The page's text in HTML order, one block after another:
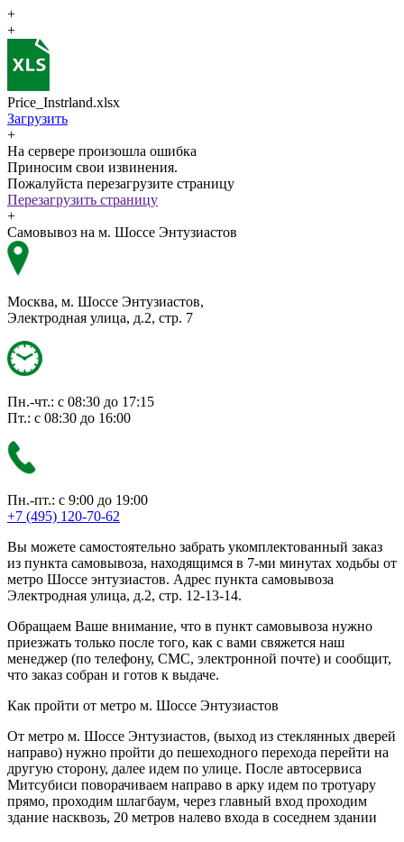
+
+
Price_Instrland.xlsx
Загрузить
+
На сервере произошла ошибка
Приносим свои извинения.
Пожалуйста перезагрузите страницу
Перезагрузить страницу
+
Самовывоз на м. Шоссе Энтузиастов
Москва, м. Шоссе Энтузиастов,
Электродная улица, д.2, стр. 7
Пн.-чт.: с 08:30 до 17:15
Пт.: с 08:30 до 16:00
Пн.-пт.: с 9:00 до 19:00
+7 (495) 120-70-62
Вы можете самостоятельно забрать укомплектованный заказ
из пункта самовывоза, находящимся в 7-ми минутах ходьбы от
метро Шоссе энтузиастов. Адрес пункта самовывоза
Электродная улица, д.2, стр. 12-13-14.
Обращаем Ваше внимание, что в пункт самовывоза нужно
приезжать только после того, как с вами свяжется наш
менеджер (по телефону, СМС, электронной почте) и сообщит,
что заказ собран и готов к выдаче.
Как пройти от метро м. Шоссе Энтузиастов
От метро м. Шоссе Энтузиастов, (выход из стеклянных дверей
направо) нужно пройти до пешеходного перехода перейти на
другую сторону, далее идем по улице. После автосервиса
Митсубиси поворачиваем направо в арку идем по тротуару
прямо, проходим шлагбаум, через главный вход проходим
здание насквозь, 20 метров налево входа в соседнем здании